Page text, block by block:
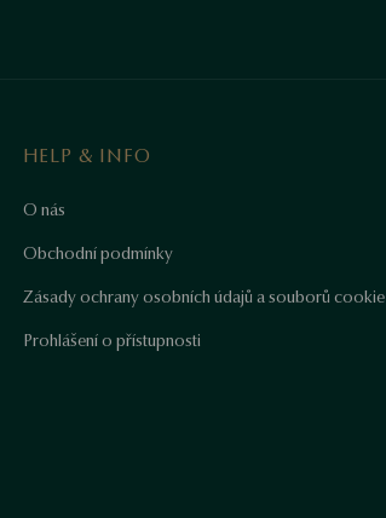
HELP & INFO
O nás
Obchodní podmínky
Zásady ochrany osobních údajů a souborů cookie
Prohlášení o přístupnosti